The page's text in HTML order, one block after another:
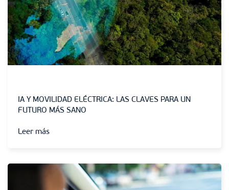
IA Y MOVILIDAD ELÉCTRICA: LAS CLAVES PARA UN
FUTURO MÁS SANO
Leer más